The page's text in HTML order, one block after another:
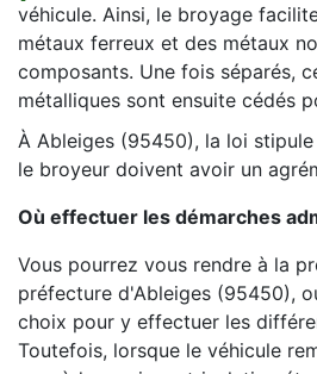
véhicule. Ainsi, le broyage
métaux ferreux et des métaux
composants. Une fois séparés,
métalliques sont ensuite cédés
À Ableiges (95450), la loi
le broyeur doivent avoir un
Où effectuer les démarches
Vous pourrez vous rendre à la
préfecture d'Ableiges (95450),
choix pour y effectuer les
Toutefois, lorsque le véhicule